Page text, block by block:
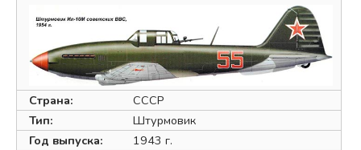
Страна:
СССР
Тип:
Штурмовик
Год выпуска:
1943 г.